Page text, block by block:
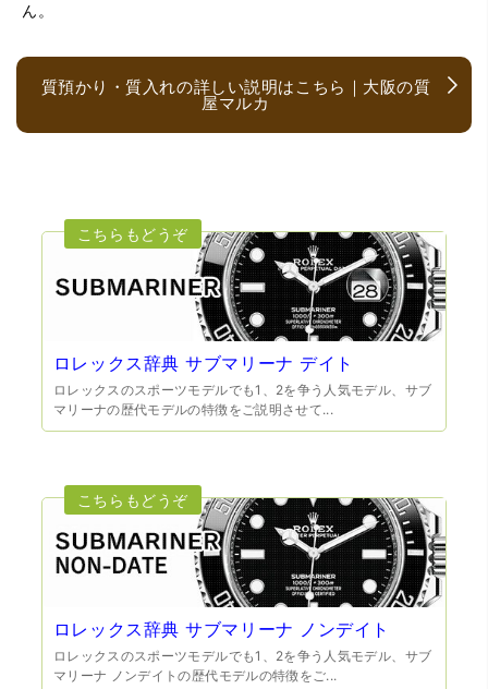
（大阪府大阪市）とても宝石に詳しく、また中古市場の仕
組みもお教えいただけ嬉しかったです。鑑別も素早く驚き
ました。宜しくお願いいたします。(楽器等、様々なジャン
ルに詳しいの流石の一言に尽きます)
（大阪府門真市）他店ではメール見積もりの時点で数千
円〜1万程度の見積もりでしたが、こちらのメールでの見積
もりは倍以上ちがうので利用させて頂きました。 対応も丁
寧で良かったです。
ん。
質預かり・質入れの詳しい説明はこちら｜大阪の質
屋マルカ
ロレックス辞典 サブマリーナ デイト
ロレックスのスポーツモデルでも1、2を争う人気モデル、サブ
マリーナの歴代モデルの特徴をご説明させて...
ロレックス辞典 サブマリーナ ノンデイト
ロレックスのスポーツモデルでも1、2を争う人気モデル、サブ
マリーナ ノンデイトの歴代モデルの特徴をご...